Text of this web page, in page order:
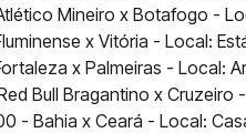
Mineiro x Botafogo -
x Vitória - Local:
x Palmeiras - Local:
Bull Bragantino x Cruzeiro
- Bahia x Ceará - Local: